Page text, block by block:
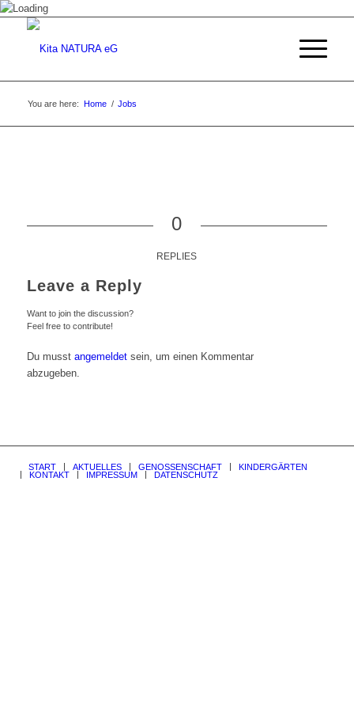
You are here: Home / Jobs
0
REPLIES
Leave a Reply
Want to join the discussion?
Feel free to contribute!
Du musst angemeldetsein, um einen Kommentar
abzugeben.
START AKTUELLES GENOSSENSCHAFT
KINDERGÄRTEN
KONTAKT
IMPRESSUM DATENSCHUTZ